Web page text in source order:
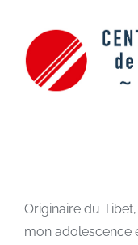
content
Originaire du
mon adolescence